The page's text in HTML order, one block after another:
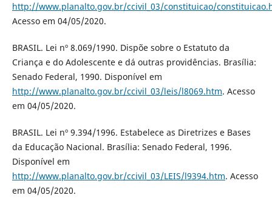
http://www.planalto.gov.br/ccivil_03/constituicao/
Acesso em 04/05/2020.
BRASIL. Lei nº 8.069/1990. Dispõe sobre o Estatuto da
Criança e do Adolescente e dá outras providências. Brasília:
Senado Federal, 1990. Disponível em
http://www.planalto.gov.br/ccivil_03/leis/l8069.htm. Acesso
em 04/05/2020.
BRASIL. Lei nº 9.394/1996. Estabelece as Diretrizes e Bases
da Educação Nacional. Brasília: Senado Federal, 1996.
Disponível em
http://www.planalto.gov.br/ccivil_03/LEIS/l9394.htm. Acesso
em 04/05/2020.